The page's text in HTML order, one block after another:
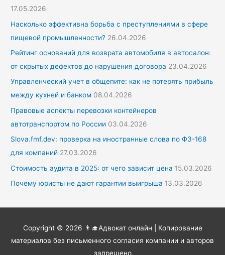
17.05.2026
Насколько эффективна борьба с преступлениями в сфере
пищевой промышленности? 26.04.2026
Рейтинг оснований для возврата автомобиля в автосалон:
от скрытых дефектов до нарушения договора 23.04.2026
Управленческий учет в общепите: как не потерять прибыль
между кухней и банком 08.04.2026
Правовые аспекты перевозки контейнеров
автотранспортом по России 03.04.2026
Slova.fmf.dev: проверка на иностранные слова по ФЗ-168
для компаний 27.03.2026
Стоимость аудита в 2025: от чего зависит цена 15.03.2026
Почему юристы не дают гарантии выигрыша 13.03.2026
Copyright © 2026 👨‍🎓Адвокат онлайн | Копирование
материалов без письменного согласия компании и авторов
запрещено